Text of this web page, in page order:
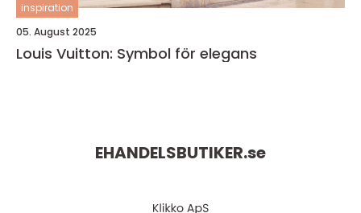
inspiration
05. August 2025
Louis Vuitton: Symbol för elegans
EHANDELSBUTIKER.se